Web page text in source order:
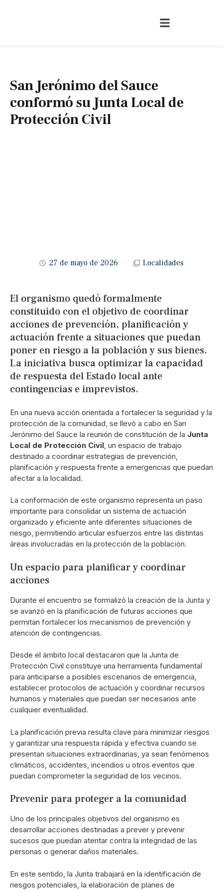
San Jerónimo del Sauce
conformó su Junta Local de
Protección Civil
27 de mayo de 2026 Localidades
El organismo quedó formalmente
constituido con el objetivo de coordinar
acciones de prevención, planificación y
actuación frente a situaciones que puedan
poner en riesgo a la población y sus bienes.
La iniciativa busca optimizar la capacidad
de respuesta del Estado local ante
contingencias e imprevistos.
En una nueva acción orientada a fortalecer la seguridad y la
protección de la comunidad, se llevó a cabo en San
Jerónimo del Sauce la reunión de constitución de la Junta
Local de Protección Civil , un espacio de trabajo
destinado a coordinar estrategias de prevención,
planificación y respuesta frente a emergencias que puedan
afectar a la localidad.
La conformación de este organismo representa un paso
importante para consolidar un sistema de actuación
organizado y eficiente ante diferentes situaciones de
riesgo, permitiendo articular esfuerzos entre las distintas
áreas involucradas en la protección de la población.
Un espacio para planificar y coordinar
acciones
Durante el encuentro se formalizó la creación de la Junta y
se avanzó en la planificación de futuras acciones que
permitan fortalecer los mecanismos de prevención y
atención de contingencias.
Desde el ámbito local destacaron que la Junta de
Protección Civil constituye una herramienta fundamental
para anticiparse a posibles escenarios de emergencia,
establecer protocolos de actuación y coordinar recursos
humanos y materiales que puedan ser necesarios ante
cualquier eventualidad.
La planificación previa resulta clave para minimizar riesgos
y garantizar una respuesta rápida y efectiva cuando se
presentan situaciones extraordinarias, ya sean fenómenos
climáticos, accidentes, incendios u otros eventos que
puedan comprometer la seguridad de los vecinos.
Prevenir para proteger a la comunidad
Uno de los principales objetivos del organismo es
desarrollar acciones destinadas a prever y prevenir
sucesos que puedan atentar contra la integridad de las
personas o generar daños materiales.
En este sentido, la Junta trabajará en la identificación de
riesgos potenciales, la elaboración de planes de